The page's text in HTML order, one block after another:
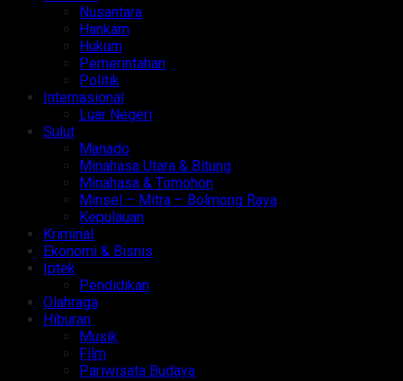
Nusantara
Hankam
Hukum
Pemerintahan
Politik
Internasional
Luar Negeri
Sulut
Manado
Minahasa Utara & Bitung
Minahasa & Tomohon
Minsel – Mitra – Bolmong Raya
Kepulauan
Kriminal
Ekonomi & Bisnis
Iptek
Pendidikan
Olahraga
Hiburan
Musik
Film
Pariwisata Budaya